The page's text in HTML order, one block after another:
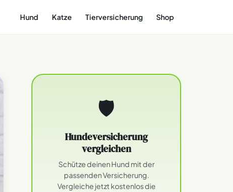
Hund Katze Tierversicherung Shop
🛡
Hundeversicherung
vergleichen
Schütze deinen Hund mit der
passenden Versicherung.
Vergleiche jetzt kostenlos die